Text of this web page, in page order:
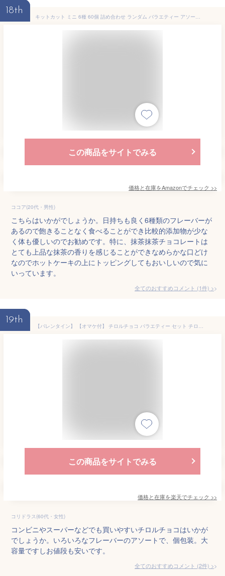
18th
キットカット ミニ 6種 60個 詰め合わせ ランダム バラエティー アソート セット
この商品をサイトでみる
価格と在庫をAmazonでチェック >>
ココア(20代・男性)
こちらはいかがでしょうか。日持ちも良く6種類のフレーバーが
あるので飽きることなく食べることができ比較的添加物が少な
く体も優しいのでお勧めです。特に、抹茶抹茶チョコレートは
とても上品な抹茶の香りを感じることができなめらかな口どけ
なのでホットケーキの上にトッピングしてもおいしいので気に
いっています。
全てのおすすめコメント (1件) >
19th
【バレンタイン】 【オマケ付】 チロルチョコ バラエティー セット チロル チョコ 個包装 大量 まとめ買い 大容量 詰め合わせ アソート チョコレート 義理
この商品をサイトでみる
価格と在庫を楽天でチェック >>
コリドラス(60代・女性)
コンビニやスーパーなどでも買いやすいチロルチョコはいかが
でしょうか。いろいろなフレーバーのアソートで、個包装。大
容量ですしお値段も安いです。
全てのおすすめコメント (2件) >